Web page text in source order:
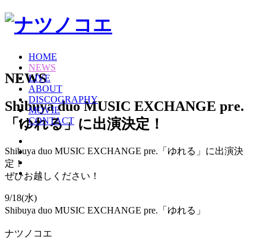
HOME
NEWS
LIVE
ABOUT
DISCOGRAPHY
MOVIE
CONTACT
NEWS
Shibuya duo MUSIC EXCHANGE pre.
「ゆれる」に出演決定！
Shibuya duo MUSIC EXCHANGE pre.「ゆれる」に出演決
定！
ぜひお越しください！
9/18(水)
Shibuya duo MUSIC EXCHANGE pre.「ゆれる」
ナツノコエ